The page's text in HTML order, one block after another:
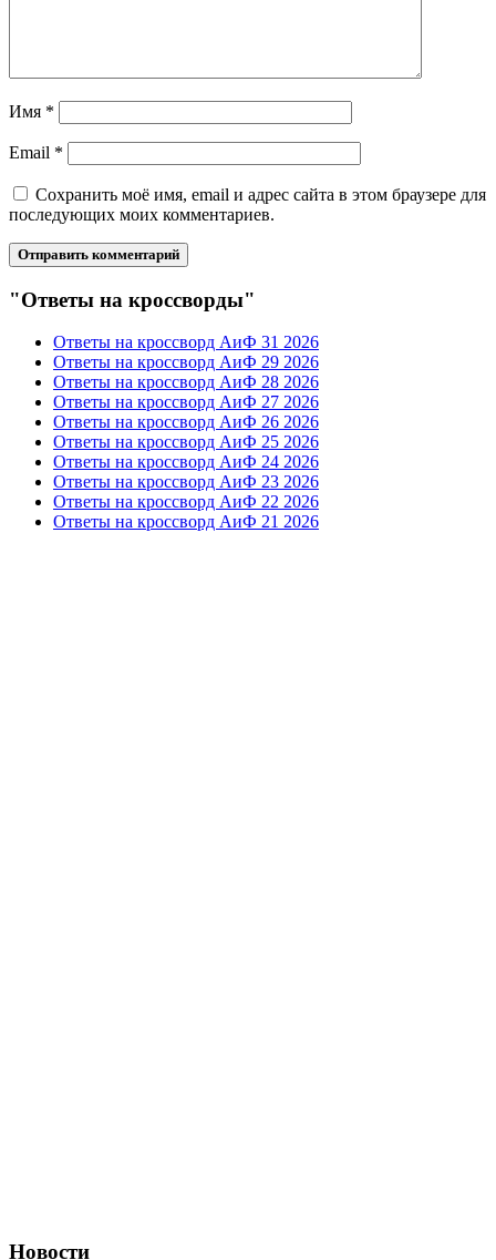
Имя *
Email *
Сохранить моё имя, email и адрес сайта в этом браузере для
последующих моих комментариев.
"Ответы на кроссворды"
Ответы на кроссворд АиФ 31 2026
Ответы на кроссворд АиФ 29 2026
Ответы на кроссворд АиФ 28 2026
Ответы на кроссворд АиФ 27 2026
Ответы на кроссворд АиФ 26 2026
Ответы на кроссворд АиФ 25 2026
Ответы на кроссворд АиФ 24 2026
Ответы на кроссворд АиФ 23 2026
Ответы на кроссворд АиФ 22 2026
Ответы на кроссворд АиФ 21 2026
Новости